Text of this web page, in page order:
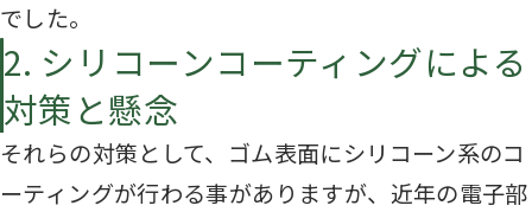
でした。
2. シリコーンコーティングによる
対策と懸念
それらの対策として、ゴム表面にシリコーン系のコ
ーティングが行わる事がありますが、近年の電子部